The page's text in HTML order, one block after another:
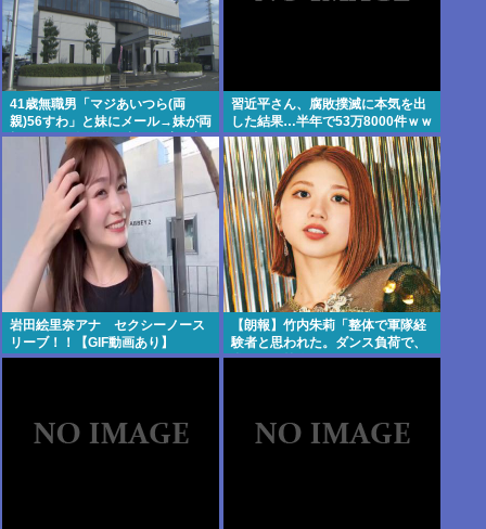
41歳無職男「マジあいつら(両
親)56すわ」と妹にメール→妹が両
親にメール転送→両親が警察に相
談→無職おじ逮捕
習近平さん、腐敗撲滅に本気を出
した結果…半年で53万8000件ｗｗ
ｗ
岩田絵里奈アナ セクシーノース
リーブ！！【GIF動画あり】
【朗報】竹内朱莉「整体で軍隊経
験者と思われた。ダンス負荷で、
私の骨と筋肉はもうグチャグチャ